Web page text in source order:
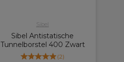
Sibel
Sibel Antistatische
Tunnelborstel 400 Zwart
(2)